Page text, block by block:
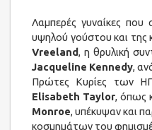
Λαμπερές γυναίκες που
υψηλού γούστου και της
Vreeland, η θρυλική
Jacqueline Kennedy,
Πρώτες Κυρίες των
Elisabeth Taylor, όπως
Monroe, υπέκυψαν και
κοσμημάτων του